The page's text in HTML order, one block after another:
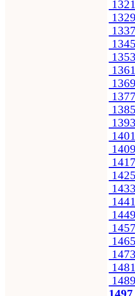
1321
1329
1337
1345
1353
1361
1369
1377
1385
1393
1401
1409
1417
1425
1433
1441
1449
1457
1465
1473
1481
1489